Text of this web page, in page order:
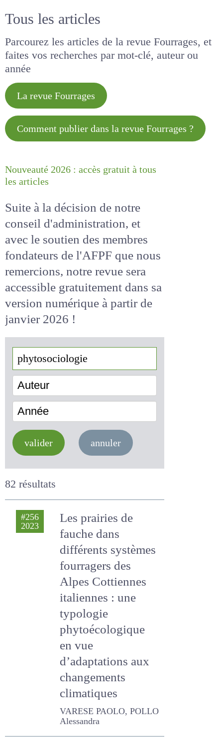
Tous les articles
Parcourez les articles de la revue Fourrages, et
faites vos recherches par mot-clé, auteur ou
année
La revue Fourrages
Comment publier dans la revue
Nouveauté 2026 : accès gratuit à
Suite à la décision de notre
conseil d'administration, et
avec le soutien des membres
fondateurs de l'AFPF que nous
remercions, notre revue sera
accessiblegratuitementdans
sa version numérique
de janvier 2026 !
Auteur
valider annuler
82 résultats
#256
Les prairies de
fauche dans
différents
systèmes
fourragers des
Alpes Cottiennes
italiennes : une
typologie
phytoécologique
en vue
d’adaptations aux
changements
climatiques